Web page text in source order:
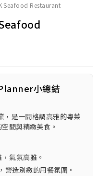
Seafood Restaurant
小總結
，是一間格調高雅的粵菜
間與精緻美食。
氣氛高雅。
營造別緻的用餐氛圍。